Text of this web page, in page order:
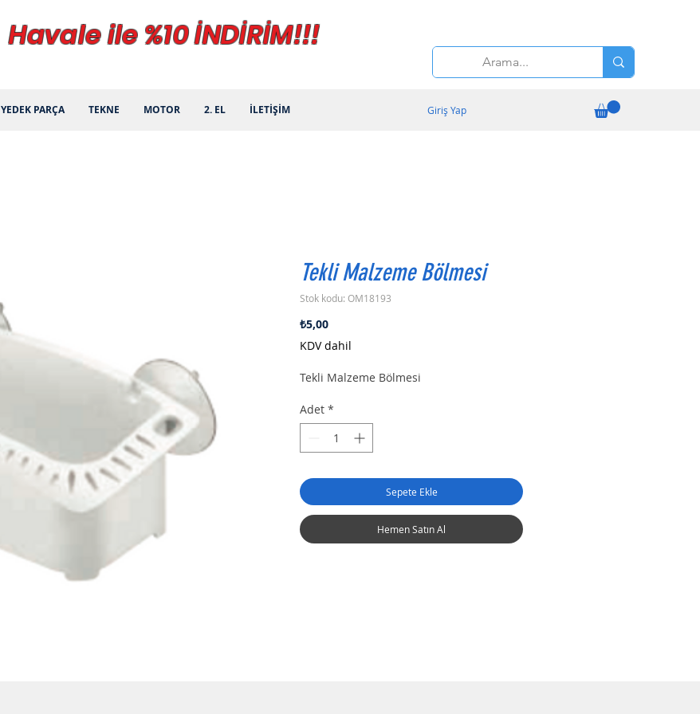
Havale ile %10 İNDİRİM!!!
YEDEK PARÇA TEKNE MOTOR 2. EL İLETİŞİM Giriş Yap
Tekli Malzeme Bölmesi
Stok kodu: OM18193
₺5,00Fiyat
KDV dahil
Tekli Malzeme Bölmesi
Adet *
Sepete Ekle
Hemen Satın Al